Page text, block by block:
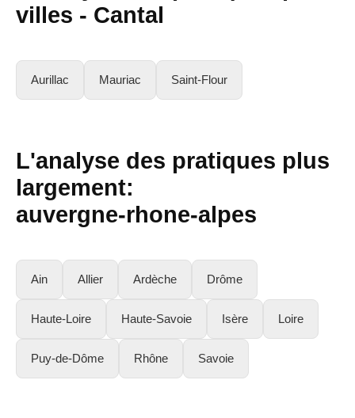
villes - Cantal
Aurillac Mauriac Saint-Flour
L'analyse des pratiques plus
largement:
auvergne-rhone-alpes
Ain Allier Ardèche Drôme
Haute-Loire Haute-Savoie Isère Loire
Puy-de-Dôme Rhône Savoie